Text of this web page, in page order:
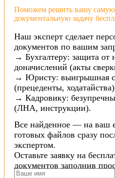
Поможем решить вашу
документальную задачу
Наш эксперт сделает
документов по вашим
→ Бухгалтеру: защита от
доначислений (акты
→ Юристу: выигрышная
(прецеденты,
→ Кадровику:
(ЛНА, инструкции).
Все найденное — на ваш
готовых файлов сразу
экспертом.
Оставьте заявку на
документов заполнив